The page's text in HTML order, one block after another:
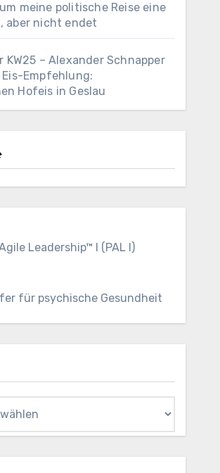
meine politische Reise eine
aber nicht endet
– Alexander Schnapper
Eis-Empfehlung:
Hofeis in Geslau
Leadership™ I (PAL I)
für psychische Gesundheit